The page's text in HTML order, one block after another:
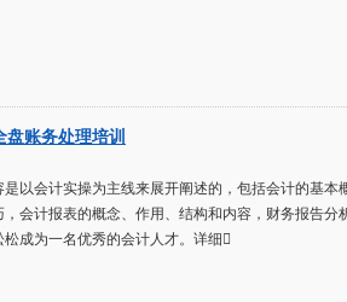
账务处理培训
以会计实操为主线来展开阐述的，包括会计的基
会计报表的概念、作用、结构和内容，财务报告
松成为一名优秀的会计人才。详细